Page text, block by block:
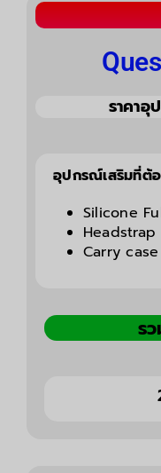
ราคา
อุปกรณ์เสริมที่ต้
Silicone
Carry
ร